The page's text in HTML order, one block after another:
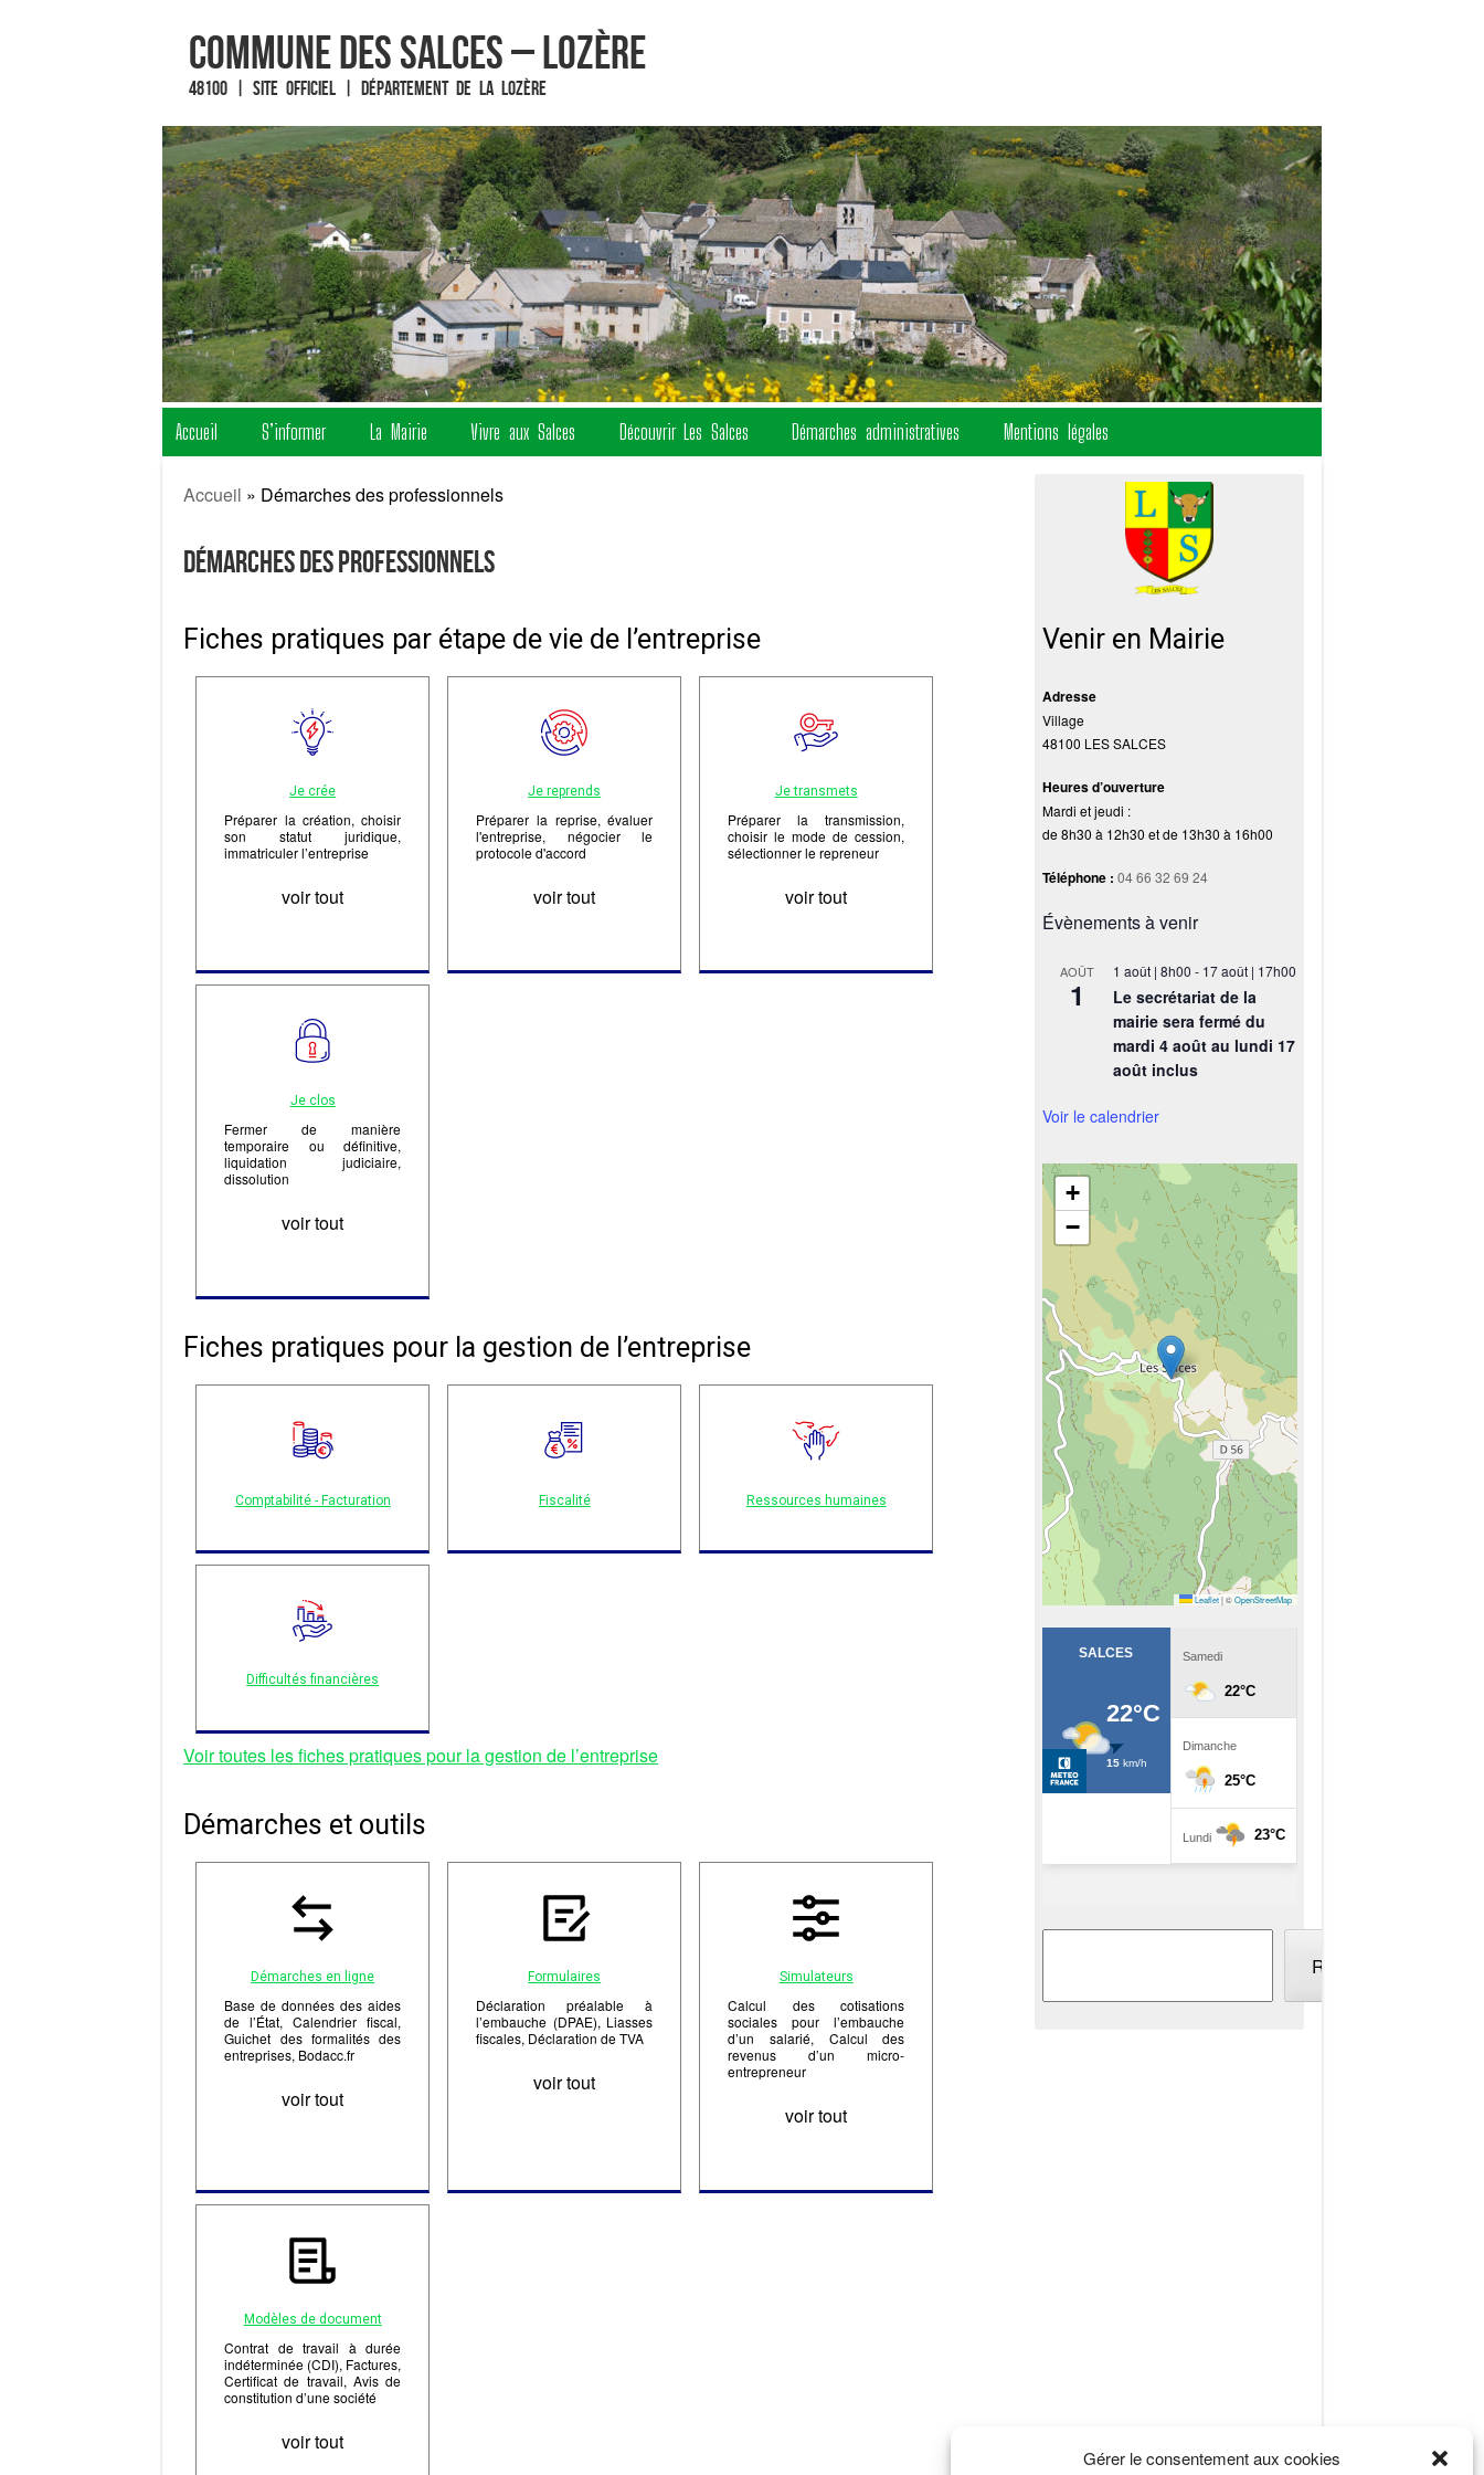
Gérer le consentement aux cookies
Commune des Salces – Lozère
48100 | Site officiel | Département de la Lozère
Menu
Fin du contenu
Accueil S’informer La Mairie Vivre aux Salces Découvrir Les Salces Démarches administratives Mentions légales
Accueil » Démarches des professionnels
Démarches des professionnels
Fiches pratiques par étape de vie de l’entreprise
Je crée
Préparer la création, choisir
son statut juridique,
immatriculer l’entreprise
voir tout
Je reprends
Préparer la reprise, évaluer
l'entreprise, négocier le
protocole d'accord
voir tout
Je transmets
Préparer la transmission,
choisir le mode de cession,
sélectionner le repreneur
voir tout
Je clos
Fermer de manière
temporaire ou définitive,
liquidation judiciaire,
dissolution
voir tout
Fiches pratiques pour la gestion de l’entreprise
Comptabilité - Facturation Fiscalité Ressources humaines
Difficultés financières
Voir toutes les fiches pratiques pour la gestion de l’entreprise
Démarches et outils
Démarches en ligne
Base de données des aides
de l’État, Calendrier fiscal,
Guichet des formalités des
entreprises, Bodacc.fr
voir tout
Formulaires
Déclaration préalable à
l’embauche (DPAE), Liasses
fiscales, Déclaration de TVA
voir tout
Simulateurs
Calcul des cotisations
sociales pour l’embauche
d’un salarié, Calcul des
revenus d’un micro-
entrepreneur
voir tout
Modèles de document
Contrat de travail à durée
indéterminée (CDI), Factures,
Certificat de travail, Avis de
constitution d’une société
voir tout
Venir en Mairie
Adresse
Village
48100 LES SALCES
Heures d’ouverture
Mardi et jeudi :
de 8h30 à 12h30 et de 13h30 à 16h00
Téléphone : 04 66 32 69 24
Évènements à venir
AOÛT
1
1 août | 8h00 - 17 août | 17h00
Le secrétariat de la
mairie sera fermé du
mardi 4 août au lundi 17
août inclus
Voir le calendrier
+
−
Leaflet |©OpenStreetMap
Rechercher